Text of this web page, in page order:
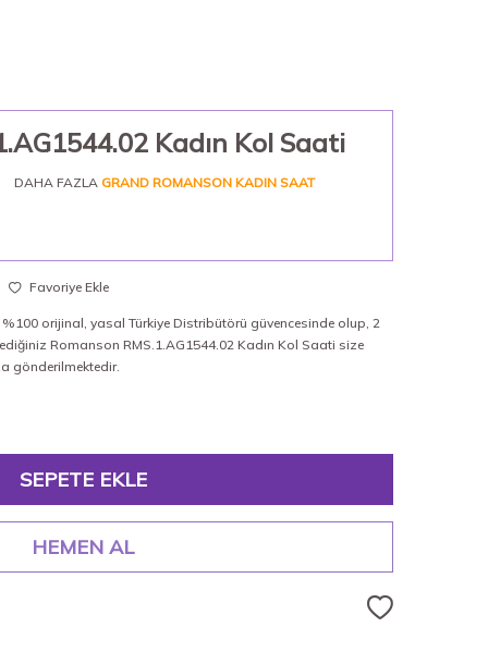
Kadın Kol Saati
DAHA FAZLA GRAND ROMANSON KADIN SAAT
Favoriye Ekle
orijinal, yasal Türkiye Distribütörü güvencesinde olup, 2
Romanson RMS.1.AG1544.02 Kadın Kol Saati size
gönderilmektedir.
SEPETE EKLE
HEMEN AL